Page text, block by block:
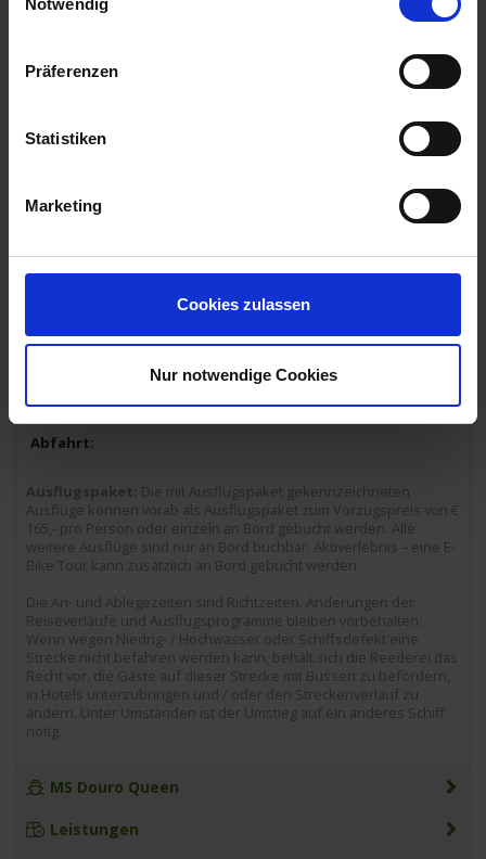
Präferenzen
Statistiken
Marketing
Cookies zulassen
Nur notwendige Cookies
14.30 Uhr
25.06.2025 - Mittwoch
07.00 Uhr
Ausflug: Ausflug in die „Wiege der Nation Portugals“ Guimarães
Ausflug: Besuchen Sie Braga, das moderne und lebendige
religiöse Zentrum des Landes.
26.06.2025 - Donnerstag
Porto / Portugal
Ausflugspaket: Die mit Ausflugspaket gekennzeichneten
Ausflüge können vorab als Ausflugspaket zum Vorzugspreis von €
165,- pro Person oder einzeln an Bord gebucht werden. Alle
weitere Ausflüge sind nur an Bord buchbar. Aktiverlebnis – eine E-
Bike Tour kann zusätzlich an Bord gebucht werden.
Die An- und Ablegezeiten sind Richtzeiten. Änderungen der
Reiseverläufe und Ausflugsprogramme bleiben vorbehalten.
Wenn wegen Niedrig- / Hochwasser oder Schiffsdefekt eine
Strecke nicht befahren werden kann, behält sich die Reederei das
Recht vor, die Gäste auf dieser Strecke mit Bussen zu befördern,
in Hotels unterzubringen und / oder den Streckenverlauf zu
ändern. Unter Umständen ist der Umstieg auf ein anderes Schiff
nötig.
MS Douro Queen
Leistungen